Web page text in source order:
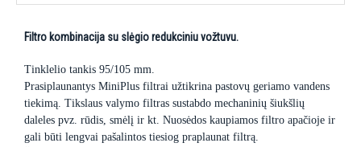
Filtro kombinacija su slėgio redukciniu vožtuvu.
Tinklelio tankis 95/105 mm.
Prasiplaunantys MiniPlus filtrai užtikrina pastovų geriamo vandens
tiekimą. Tikslaus valymo filtras sustabdo mechaninių šiukšlių
daleles pvz. rūdis, smėlį ir kt. Nuosėdos kaupiamos filtro apačioje ir
gali būti lengvai pašalintos tiesiog praplaunat filtrą.